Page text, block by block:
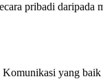
pribadi daripada
yang